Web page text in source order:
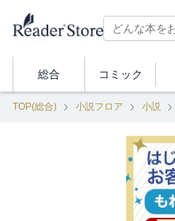
総合 コミック
TOP(総合) 小説フロア 小説